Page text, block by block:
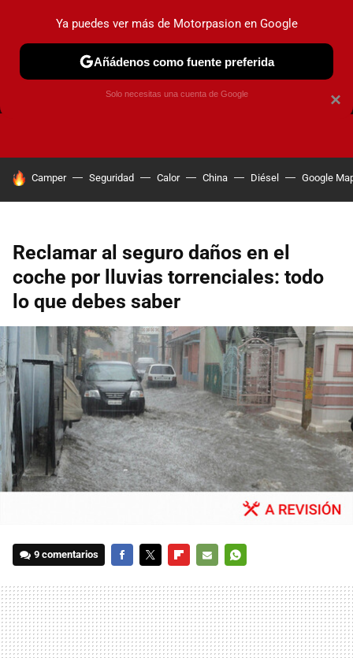
CAMBIO DE ACEITE AIRE ACONDICIONADO
HOY SE HABLA DE
Camper Seguridad Calor China Diésel Google
Reclamar al seguro daños en el
coche por lluvias torrenciales: todo
lo que debes saber
9 comentarios
MAIL
×
Ya puedes ver más de Motorpasion en Google
Añádenos como fuente preferida
Solo necesitas una cuenta de Google